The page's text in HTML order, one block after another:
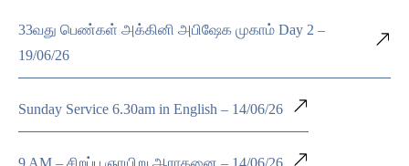
33வது பெண்கள் அக்கினி அபிஷேக முகாம் Day 2 –
19/06/26
Sunday Service 6.30am in English – 14/06/26
9 AM – சிறப்பு ஞாயிறு ஆராதனை – 14/06/26